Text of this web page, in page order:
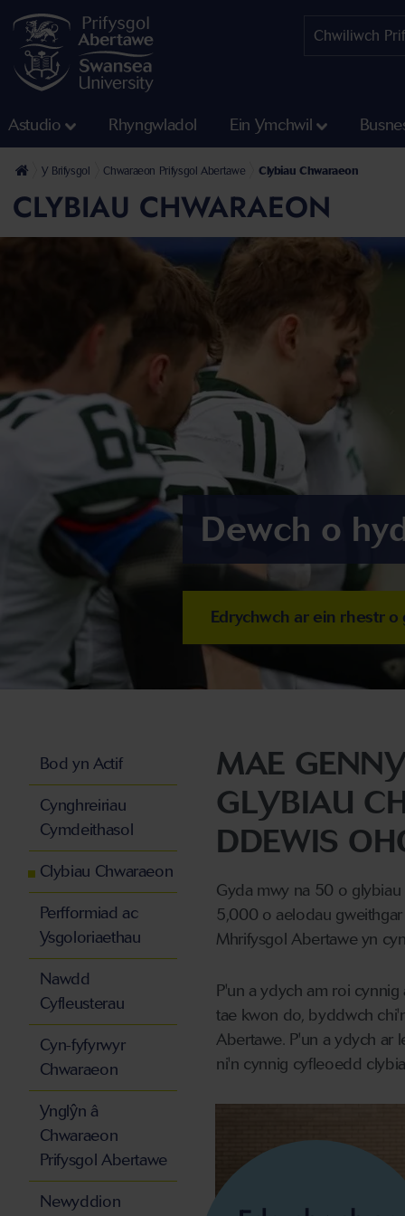
Astudio Rhyngwladol Ein Ymchwil
Y Brifysgol Chwaraeon Prifysgol Abertawe Clybiau Chwaraeon
CLYBIAU CHWARAEON
Dewch o
Edrychwch ar ein rhestr o
MAE
GLYBIAU
DDEWIS
Gyda mwy na 50 o
5,000 o aelodau
Mhrifysgol Abertawe yn
P'un a ydych am roi
tae kwon do, byddwch
Abertawe. P'un a ydych ar
ni'n cynnig cyfleoedd
Bod yn Actif
Cynghreiriau
Cymdeithasol
Clybiau Chwaraeon
Perfformiad ac
Ysgoloriaethau
Nawdd
Cyfleusterau
Cyn-fyfyrwyr
Chwaraeon
Ynglŷn â
Chwaraeon
Prifysgol Abertawe
Newyddion